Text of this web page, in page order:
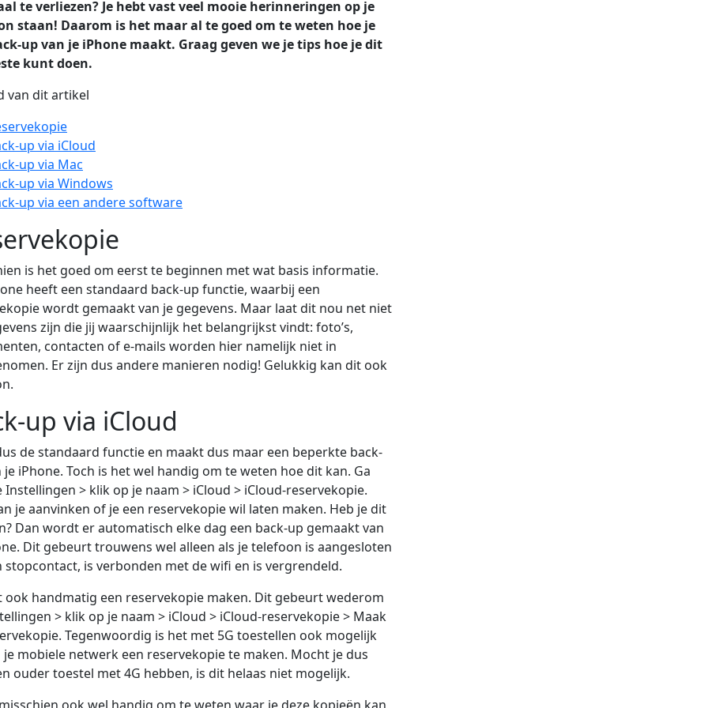
te verliezen? Je hebt vast veel mooie herinneringen op je
staan! Daarom is het maar al te goed om te weten hoe je
up van je iPhone maakt. Graag geven we je tips hoe je dit
kunt doen.
van dit artikel
up via iCloud
up via Mac
up via Windows
up via een andere software
is het goed om eerst te beginnen met wat basis informatie.
heeft een standaard back-up functie, waarbij een
wordt gemaakt van je gegevens. Maar laat dit nou net niet
zijn die jij waarschijnlijk het belangrijkst vindt: foto’s,
contacten of e-mails worden hier namelijk niet in
Er zijn dus andere manieren nodig! Gelukkig kan dit ook
up via iCloud
de standaard functie en maakt dus maar een beperkte back-
je iPhone. Toch is het wel handig om te weten hoe dit kan. Ga
Instellingen > klik op je naam > iCloud > iCloud-reservekopie.
je aanvinken of je een reservekopie wil laten maken. Heb je dit
Dan wordt er automatisch elke dag een back-up gemaakt van
Dit gebeurt trouwens wel alleen als je telefoon is aangesloten
stopcontact, is verbonden met de wifi en is vergrendeld.
ook handmatig een reservekopie maken. Dit gebeurt wederom
> klik op je naam > iCloud > iCloud-reservekopie > Maak
Tegenwoordig is het met 5G toestellen ook mogelijk
je mobiele netwerk een reservekopie te maken. Mocht je dus
ouder toestel met 4G hebben, is dit helaas niet mogelijk.